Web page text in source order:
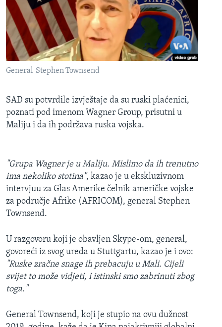
MAGAZIN
O GLASU AMERIKE
Learning English
Jezici
General Stephen Townsend
SAD su potvrdile izvještaje da su ruski plaćenici,
poznati pod imenom Wagner Group, prisutni u
Maliju i da ih podržava ruska vojska.
"Grupa Wagner je u Maliju. Mislimo da ih trenutno
ima nekoliko stotina", kazao je u ekskluzivnom
intervjuu za Glas Amerike čelnik američke vojske
za područje Afrike (AFRICOM), general Stephen
Townsend.
U razgovoru koji je obavljen Skype-om, general,
govoreći iz svog ureda u Stuttgartu, kazao je i ovo:
"Ruske zračne snage ih prebacuju u Mali. Cijeli
svijet to može vidjeti, i istinski smo zabrinuti zbog
toga."
General Townsend, koji je stupio na ovu dužnost